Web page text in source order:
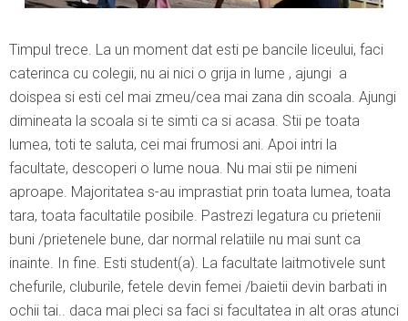
Timpul trece. La un moment dat esti pe bancile liceului, faci
caterinca cu colegii, nu ai nici o grija in lume , ajungi a
doispea si esti cel mai zmeu/cea mai zana din scoala. Ajungi
dimineata la scoala si te simti ca si acasa. Stii pe toata
lumea, toti te saluta, cei mai frumosi ani. Apoi intri la
facultate, descoperi o lume noua. Nu mai stii pe nimeni
aproape. Majoritatea s-au imprastiat prin toata lumea, toata
tara, toata facultatile posibile. Pastrezi legatura cu prietenii
buni /prietenele bune, dar normal relatiile nu mai sunt ca
inainte. In fine. Esti student(a). La facultate laitmotivele sunt
chefurile, cluburile, fetele devin femei /baietii devin barbati in
ochii tai.. daca mai pleci sa faci si facultatea in alt oras atunci